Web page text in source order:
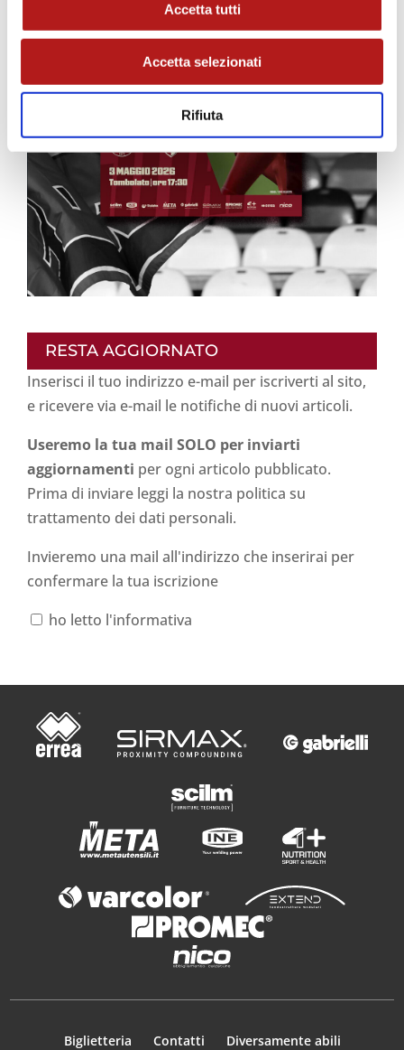
Accetta tutti
Accetta selezionati
Rifiuta
RESTA AGGIORNATO
Inserisci il tuo indirizzo e-mail per iscriverti al sito,
e ricevere via e-mail le notifiche di nuovi articoli.
Useremo la tua mail SOLO per inviarti
aggiornamenti per ogni articolo pubblicato.
Prima di inviare leggi la nostra politica su
trattamento dei dati personali.
Invieremo una mail all'indirizzo che inserirai per
confermare la tua iscrizione
ho letto l'informativa
Biglietteria Contatti Diversamente abili